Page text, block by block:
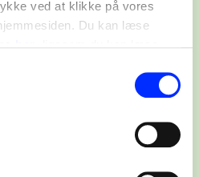
ved at klikke på vores
Du kan læse
cases – vi skaber
internationalt.
både paid social og